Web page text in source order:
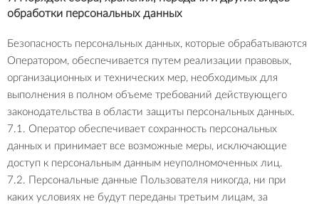
обработки персональных данных
Безопасность персональных данных, которые обрабатываются
Оператором, обеспечивается путем реализации правовых,
организационных и технических мер, необходимых для
выполнения в полном объеме требований действующего
законодательства в области защиты персональных данных.
7.1. Оператор обеспечивает сохранность персональных
данных и принимает все возможные меры, исключающие
доступ к персональным данным неуполномоченных лиц.
7.2. Персональные данные Пользователя никогда, ни при
каких условиях не будут переданы третьим лицам, за